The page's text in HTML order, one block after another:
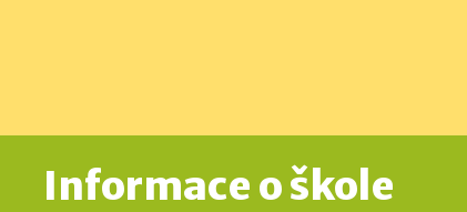
Informace o škole